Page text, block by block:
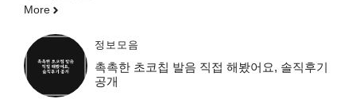
More
정보모음
촉촉한 초코칩 발음 직접 해봤어요, 솔직후기
공개